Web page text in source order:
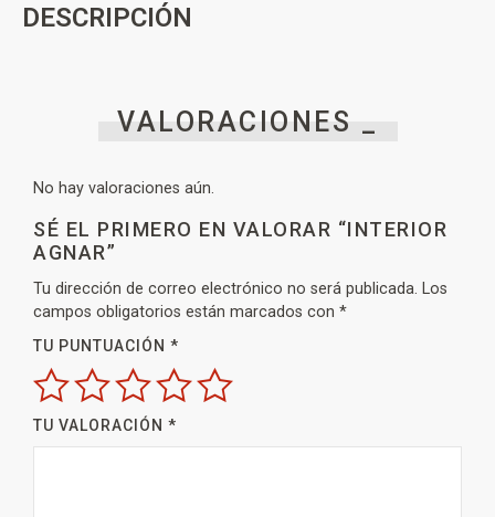
DESCRIPCIÓN
VALORACIONES _
No hay valoraciones aún.
SÉ EL PRIMERO EN VALORAR “INTERIOR
AGNAR”
Tu dirección de correo electrónico no será publicada. Los
campos obligatorios están marcados con *
TU PUNTUACIÓN *
TU VALORACIÓN *